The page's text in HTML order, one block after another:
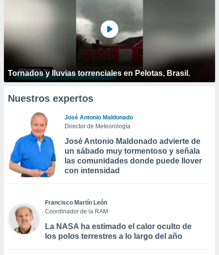
Tornados y lluvias torrenciales en Pelotas, Brasil.
Nuestros expertos
José Antonio Maldonado
Director de Meteorología
José Antonio Maldonado advierte de
un sábado muy tormentoso y señala
las comunidades donde puede llover
con intensidad
Francisco Martín León
Coordinador de la RAM
La NASA ha estimado el calor oculto de
los polos terrestres a lo largo del año